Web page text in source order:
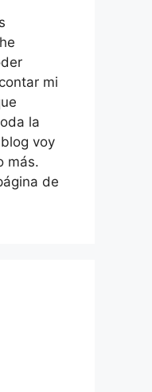
mi
la
voy
más.
de